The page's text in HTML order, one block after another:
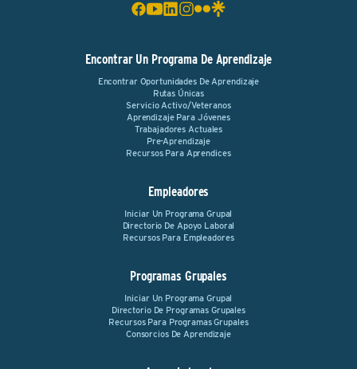
Encontrar Un Programa De Aprendizaje
Encontrar Oportunidades De Aprendizaje
Rutas Únicas
Servicio Activo/Veteranos
Aprendizaje Para Jóvenes
Trabajadores Actuales
Pre-Aprendizaje
Recursos Para Aprendices
Empleadores
Iniciar Un Programa Grupal
Directorio De Apoyo Laboral
Recursos Para Empleadores
Programas Grupales
Iniciar Un Programa Grupal
Directorio De Programas Grupales
Recursos Para Programas Grupales
Consorcios De Aprendizaje